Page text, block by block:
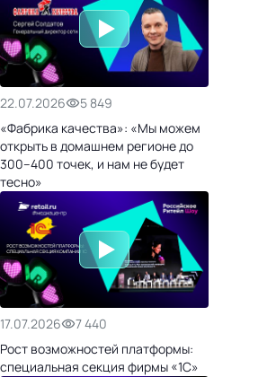
22.07.2026
5 849
«Фабрика качества»: «Мы можем
открыть в домашнем регионе до
300–400 точек, и нам не будет
тесно»
17.07.2026
7 440
Рост возможностей платформы:
специальная секция фирмы «1С»